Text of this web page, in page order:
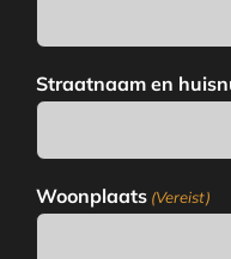
Straatnaam en
Woonplaats (Vereist)